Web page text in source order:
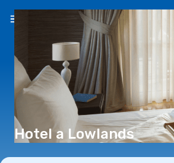
Hotel a Lowlands